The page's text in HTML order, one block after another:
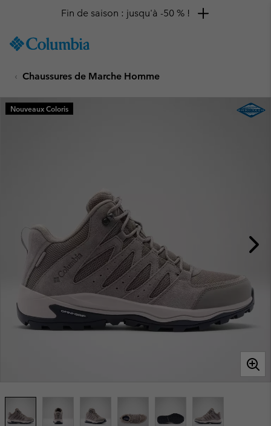
TO
SKIP
MAIN
NAV
Fin de saison : jusqu'à -50 % !
Chaussures de Marche Homme
Nouveaux Coloris